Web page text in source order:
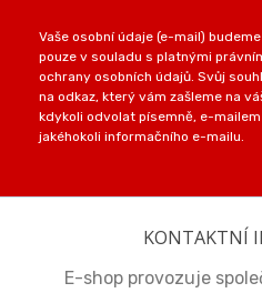
Vaše osobní údaje (e-mail)
pouze v souladu s platnými
ochrany osobních údajů. Svůj
na odkaz, který vám zašleme na
kdykoli odvolat písemně, e-
jakéhokoli informačního e-mailu.
KONTAKTNÍ
E-shop provozuje